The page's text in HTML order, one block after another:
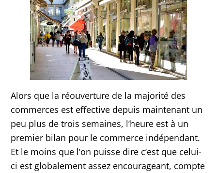
Alors que la réouverture de la majorité des
commerces est effective depuis maintenant un
peu plus de trois semaines, l’heure est à un
premier bilan pour le commerce indépendant.
Et le moins que l’on puisse dire c’est que celui-
ci est globalement assez encourageant, compte